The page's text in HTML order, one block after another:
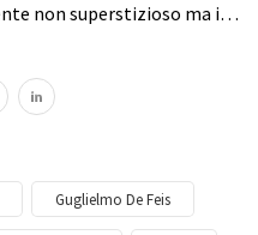
non superstizioso ma i…
Guglielmo De Feis